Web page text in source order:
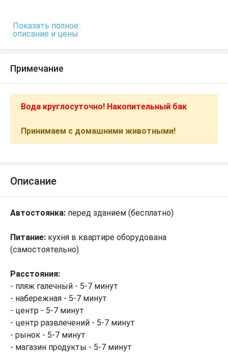
Показать полное
описание и цены
Примечание
Вода круглосуточно! Накопительный бак
Принимаем с домашними животными!
Описание
Автостоянка: перед зданием (бесплатно)
Питание: кухня в квартире оборудована
(самостоятельно)
Расстояния:
- пляж галечный - 5-7 минут
- набережная - 5-7 минут
- центр - 5-7 минут
- центр развлечений - 5-7 минут
- рынок - 5-7 минут
- магазин продукты - 5-7 минут